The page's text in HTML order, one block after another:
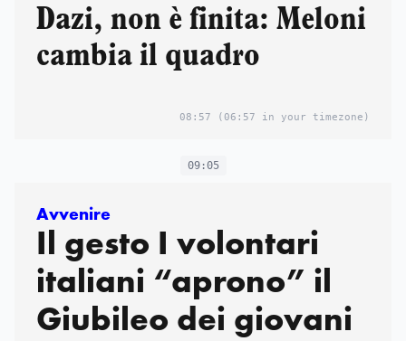
Dazi, non è finita: Meloni
cambia il quadro
08:57 (06:57 in your timezone)
09:05
Avvenire
Il gesto I volontari
italiani “aprono” il
Giubileo dei giovani